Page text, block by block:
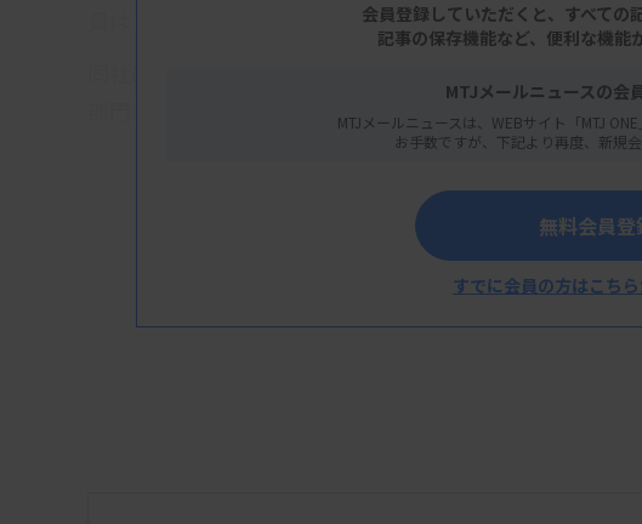
員は「手術室で人手が足りず、サポートする必要が生じ
部門の体制強化などを盛り込んだ再発防止策を発表して
会員登録していただくと、すべての
記事の保存機能など、便利な機能
MTJメールニュースの会
MTJメールニュースは、WEBサイト「MTJ
お手数ですが、下記より再度、新規
無料会員登
すでに会員の方はこち